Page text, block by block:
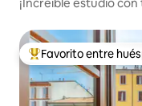
Favorito entre
Favorito entre